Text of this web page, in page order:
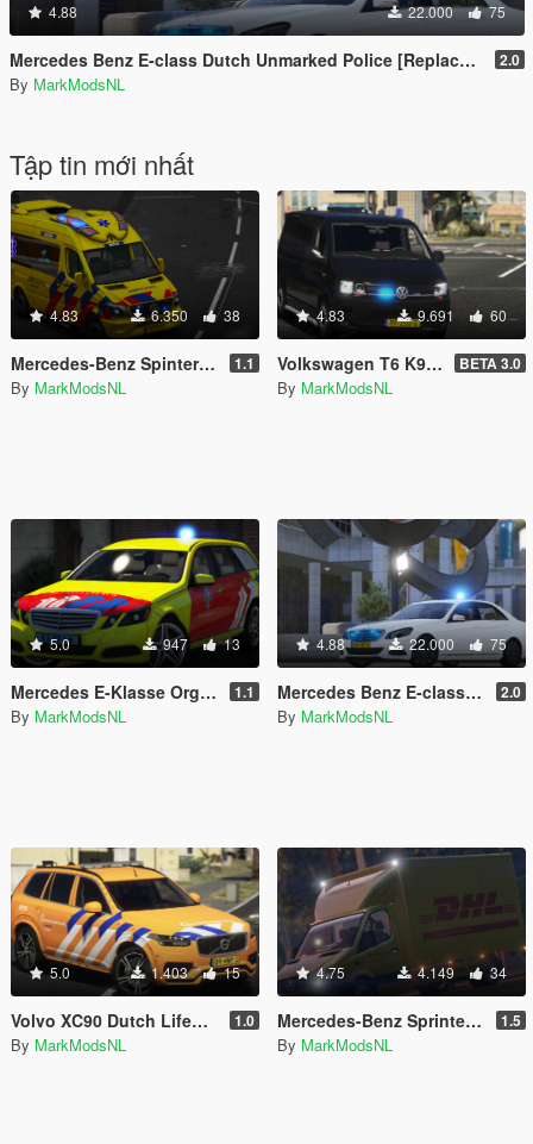
4.88 22.000 75
Mercedes Benz E-class Dutch Unmarked Police [Replace | ELS] 2.0
By MarkModsNL
Tập tin mới nhất
4.83 6.350 38
Mercedes-Benz Spinter 2016 Dutch Otaris BZK/OOV [Template/Reflective/ELS/HQ] 1.1
By MarkModsNL
4.83 9.691 60
Volkswagen T6 K9 Unit [HQ/Replace] BETA 3.0
By MarkModsNL
5.0 947 13
Mercedes E-Klasse Orgaandonatie [4K/Reflective/Replace] 1.1
By MarkModsNL
4.88 22.000 75
Mercedes Benz E-class Dutch Unmarked Police [Replace | ELS] 2.0
By MarkModsNL
5.0 1.403 15
Volvo XC90 Dutch Lifeguard [4K] 1.0
By MarkModsNL
4.75 4.149 34
Mercedes-Benz Sprinter DHL Paintjob [4K] [European Plates] 1.5
By MarkModsNL